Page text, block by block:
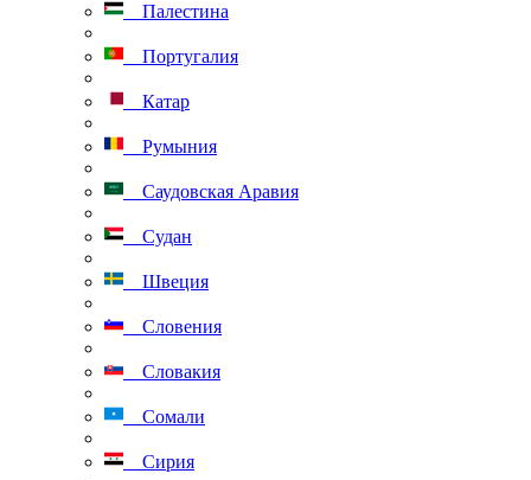
Палестина
Португалия
Катар
Румыния
Саудовская Аравия
Судан
Швеция
Словения
Словакия
Сомали
Сирия